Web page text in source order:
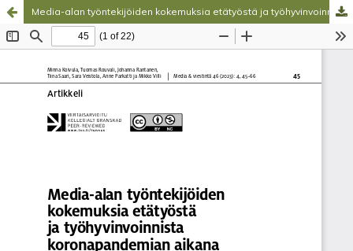
Media-alan työntekijöiden kokemuksia etätyöstä ja työhyvinvoinnista koronapandemian aikana
Palvelua ylläpitääTieteellisten seurain valtuuskunta